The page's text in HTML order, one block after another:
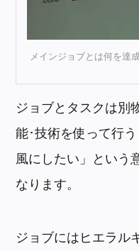
メインジョブとは何を達
ジョブとタスクは別
能･技術を使って行
風にしたい」という
なります。
ジョブにはヒエラル